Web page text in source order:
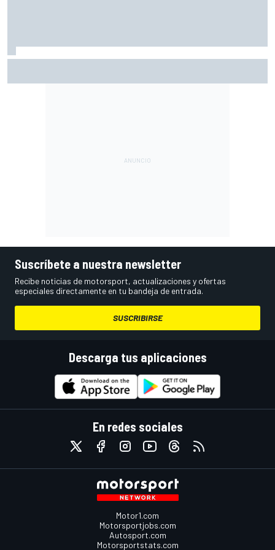
Suscríbete a nuestra newsletter
Recibe noticias de motorsport, actualizaciones y ofertas
especiales directamente en tu bandeja de entrada.
SUSCRIBIRSE
Descarga tus aplicaciones
En redes sociales
Motor1.com
Motorsportjobs.com
Autosport.com
Motorsportstats.com